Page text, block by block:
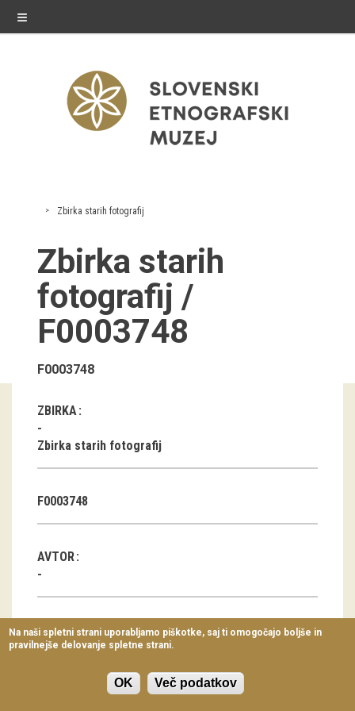
≡
razstave
Stalne razstave
Občasne razstave
Gostovanja
E-razstave
Virtualni sprehodi
Razstavni projekti
Napovednik
Arhiv razstav
Koledar dogodkov
Predavanja
Delavnice
Vodeni ogledi
Zbirka starih fotografij
Zbirka starih
fotografij /
F0003748
F0003748
ZBIRKA
Zbirka starih fotografij
F0003748
AVTOR
KLASIFIKACIJA
Na naši spletni strani uporabljamo piškotke, saj ti omogočajo boljše in
pravilnejše delovanje spletne strani.
OK Več podatkov